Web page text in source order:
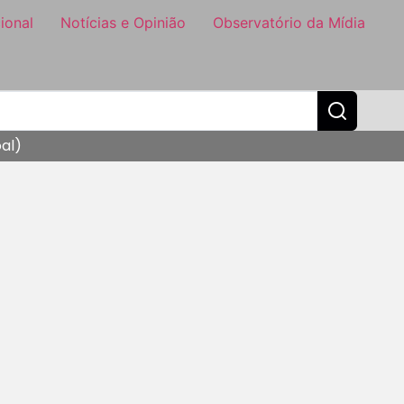
Notícias e Opinião Observatório da Mídia